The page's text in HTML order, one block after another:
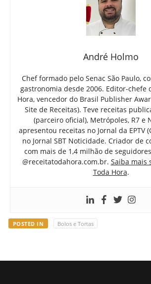
André Holmo
Chef formado pelo Senac São Paulo,
gastronomia desde 2006. Editor-chefe
Hora, vencedor do Brasil Publisher
Site de Receitas). Teve receitas
(parceiro oficial), Metrópoles, R7 e
apresentou receitas no Jornal da EPTV
no Jornal SBT Noticidade. Criador de
com mais de 1,4 milhão de
@receitatodahora.com.br. Saiba mais
Toda Hora.
POSTED IN Bolos e Tortas